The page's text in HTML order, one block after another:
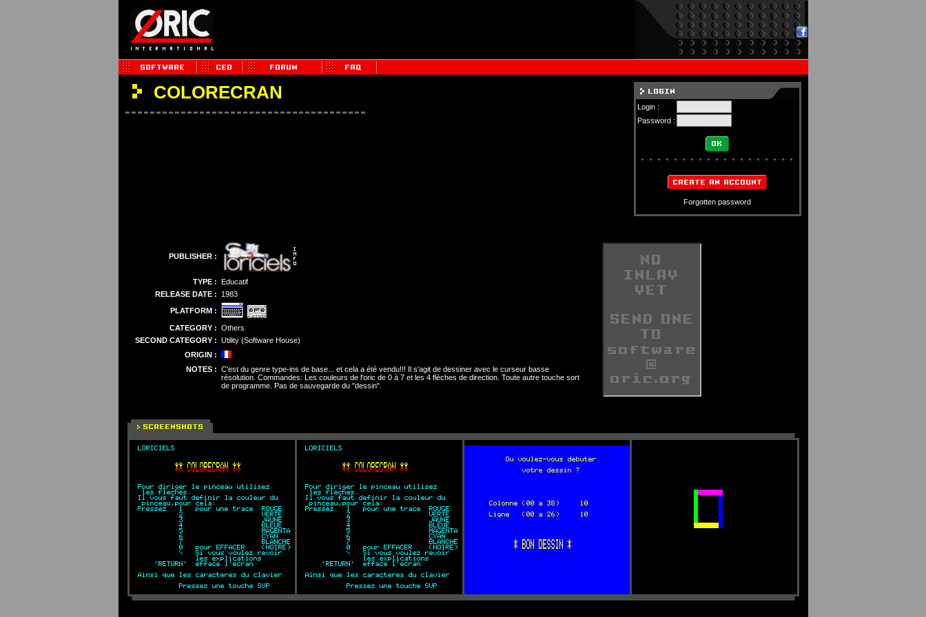
COLORECRAN
Login :
Password :
Forgotten password
PUBLISHER :
TYPE : Educatif
RELEASE DATE :
1983
PLATFORM :
CATEGORY : Others
SECOND CATEGORY : Utility (Software House)
ORIGIN :
NOTES : C'est du genre type-ins de base... et cela a été vendu!!! Il s'agit de dessiner avec le curseur basse
résolution. Commandes: Les couleurs de l'oric de 0 à 7 et les 4 flèches de direction. Toute autre touche sort
de programme. Pas de sauvegarde du "dessin".